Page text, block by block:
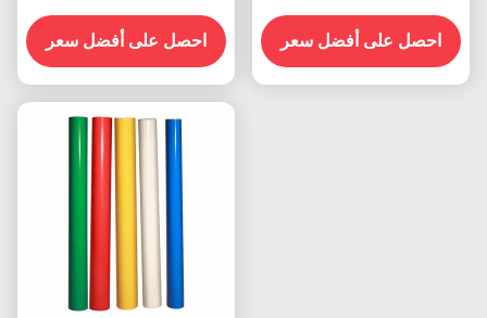
العاكسة الفيلم المخصص
احصل على أفضل سعر
الفينيل رول الدرجة الإعلانية
احصل على أفضل سعر